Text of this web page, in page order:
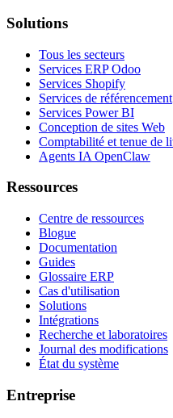
Solutions
Tous les secteurs
Services ERP Odoo
Services Shopify
Services de référencement
Services Power BI
Conception de sites Web
Comptabilité et tenue de
Agents IA OpenClaw
Ressources
Centre de ressources
Blogue
Documentation
Guides
Glossaire ERP
Cas d'utilisation
Solutions
Intégrations
Recherche et laboratoires
Journal des modifications
État du système
Entreprise